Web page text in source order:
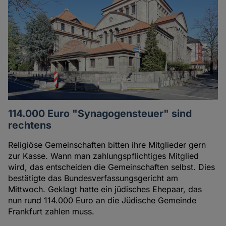
114.000 Euro "Synagogensteuer" sind
rechtens
Religiöse Gemeinschaften bitten ihre Mitglieder gern
zur Kasse. Wann man zahlungspflichtiges Mitglied
wird, das entscheiden die Gemeinschaften selbst. Dies
bestätigte das Bundesverfassungsgericht am
Mittwoch. Geklagt hatte ein jüdisches Ehepaar, das
nun rund 114.000 Euro an die Jüdische Gemeinde
Frankfurt zahlen muss.